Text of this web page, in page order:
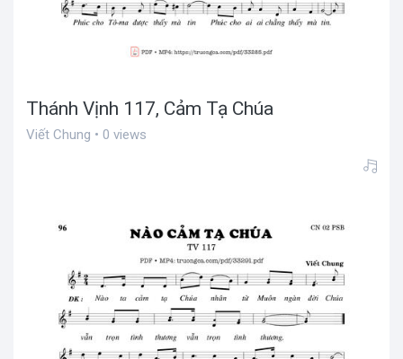
Thánh Vịnh 117, Cảm Tạ Chúa
Viết Chung • 0 views